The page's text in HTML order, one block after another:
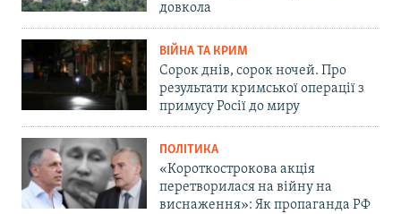
довкола
ВІЙНА ТА КРИМ
Сорок днів, сорок ночей. Про
результати кримської операції з
примусу Росії до миру
ПОЛІТИКА
«Короткострокова акція
перетворилася на війну на
виснаження»: Як пропаганда РФ